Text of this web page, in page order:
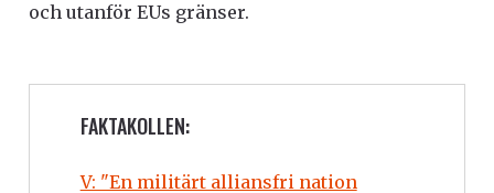
och utanför EUs gränser.
FAKTAKOLLEN:
V: "En militärt alliansfri nation